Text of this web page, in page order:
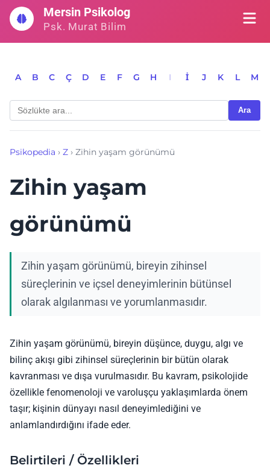
İçeriğe
geç
Mersin Psikolog
Psk. Murat Bilim
A B C Ç D E F G H I İ J K L M
Ara
Psikopedia › Z › Zihin yaşam görünümü
Zihin yaşam
görünümü
Zihin yaşam görünümü, bireyin zihinsel
süreçlerinin ve içsel deneyimlerinin bütünsel
olarak algılanması ve yorumlanmasıdır.
Zihin yaşam görünümü, bireyin düşünce, duygu, algı ve
bilinç akışı gibi zihinsel süreçlerinin bir bütün olarak
kavranması ve dışa vurulmasıdır. Bu kavram, psikolojide
özellikle fenomenoloji ve varoluşçu yaklaşımlarda önem
taşır; kişinin dünyayı nasıl deneyimlediğini ve
anlamlandırdığını ifade eder.
Belirtileri / Özellikleri